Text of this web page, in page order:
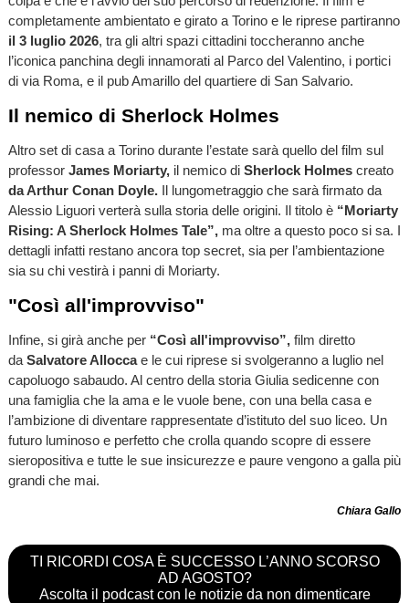
completamente ambientato e girato a Torino e le riprese partiranno
il 3 luglio 2026, tra gli altri spazi cittadini toccheranno anche
l’iconica panchina degli innamorati al Parco del Valentino, i portici
di via Roma, e il pub Amarillo del quartiere di San Salvario.
Il nemico di Sherlock Holmes
Altro set di casa a Torino durante l’estate sarà quello del film sul
professor James Moriarty, il nemico di Sherlock Holmes creato
da Arthur Conan Doyle.Il lungometraggio che sarà firmato da
Alessio Liguori verterà sulla storia delle origini. Il titolo è“Moriarty
Rising: A Sherlock Holmes Tale”, ma oltre a questo poco si sa. I
dettagli infatti restano ancora top secret, sia per l’ambientazione
sia su chi vestirà i panni di Moriarty.
"Così all'improvviso"
Infine, si girà anche per“Così all'improvviso”, film diretto
daSalvatore Alloccae le cui riprese si svolgeranno a luglio nel
capoluogo sabaudo. Al centro della storia Giulia sedicenne con
una famiglia che la ama e le vuole bene, con una bella casa e
l’ambizione di diventare rappresentate d’istituto del suo liceo. Un
futuro luminoso e perfetto che crolla quando scopre di essere
sieropositiva e tutte le sue insicurezze e paure vengono a galla più
grandi che mai.
Chiara Gallo
TI RICORDI COSA È SUCCESSO L’ANNO SCORSO
AD AGOSTO?
Ascolta il podcast con le notizie da non dimenticare